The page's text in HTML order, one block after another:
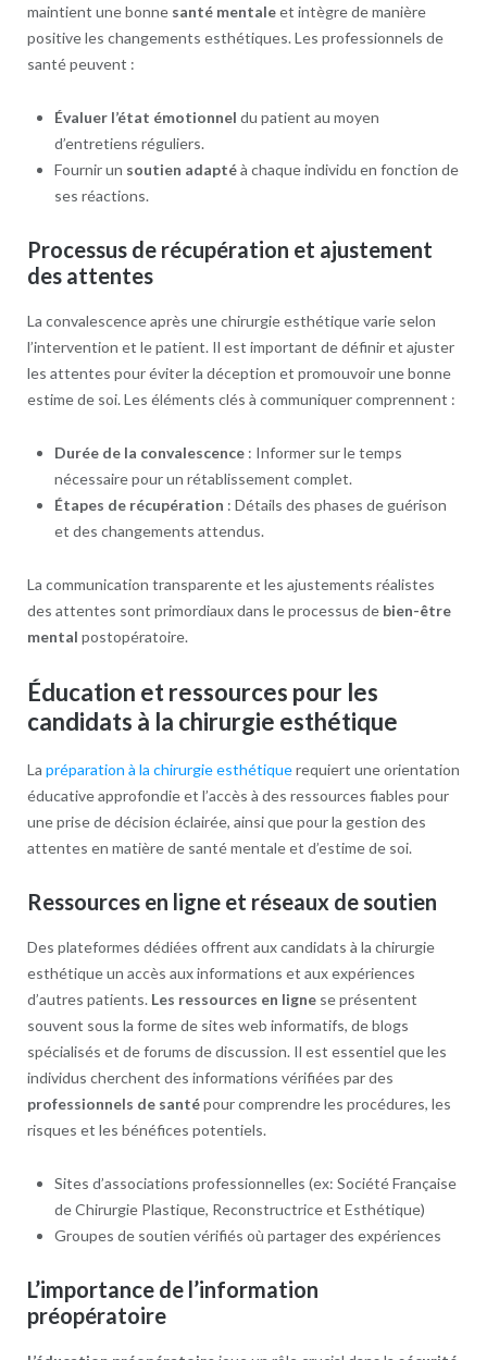
maintient une bonne santé mentaleet intègre de manière
positive les changements esthétiques. Les professionnels de
santé peuvent :
Évaluer l’état émotionnel du patient au moyen
d’entretiens réguliers.
Fournir un soutien adaptéà chaque individu en fonction de
ses réactions.
Processus de récupération et ajustement
des attentes
La convalescence après une chirurgie esthétique varie selon
l’intervention et le patient. Il est important de définir et ajuster
les attentes pour éviter la déception et promouvoir une bonne
estime de soi. Les éléments clés à communiquer comprennent :
Durée de la convalescence: Informer sur le temps
nécessaire pour un rétablissement complet.
Étapes de récupération : Détails des phases de guérison
et des changements attendus.
La communication transparente et les ajustements réalistes
des attentes sont primordiaux dans le processus de bien-être
mental postopératoire.
Éducation et ressources pour les
candidats à la chirurgie esthétique
La préparation à la chirurgie esthétiquerequiert une orientation
éducative approfondie et l’accès à des ressources fiables pour
une prise de décision éclairée, ainsi que pour la gestion des
attentes en matière de santé mentale et d’estime de soi.
Ressources en ligne et réseaux de soutien
Des plateformes dédiées offrent aux candidats à la chirurgie
esthétique un accès aux informations et aux expériences
d’autres patients. Les ressources en lignese présentent
souvent sous la forme de sites web informatifs, de blogs
spécialisés et de forums de discussion. Il est essentiel que les
individus cherchent des informations vérifiées par des
professionnels de santépour comprendre les procédures, les
risques et les bénéfices potentiels.
Sites d’associations professionnelles (ex: Société Française
de Chirurgie Plastique, Reconstructrice et Esthétique)
Groupes de soutien vérifiés où partager des expériences
L’importance de l’information
préopératoire